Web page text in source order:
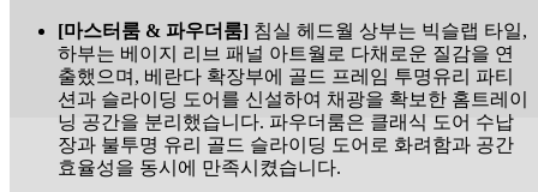
[마스터룸 & 파우더룸] 침실 헤드월 상부는 빅슬랩 타일,
하부는 베이지 리브 패널 아트월로 다채로운 질감을 연
출했으며, 베란다 확장부에 골드 프레임 투명유리 파티
션과 슬라이딩 도어를 신설하여 채광을 확보한 홈트레이
닝 공간을 분리했습니다. 파우더룸은 클래식 도어 수납
장과 불투명 유리 골드 슬라이딩 도어로 화려함과 공간
효율성을 동시에 만족시켰습니다.